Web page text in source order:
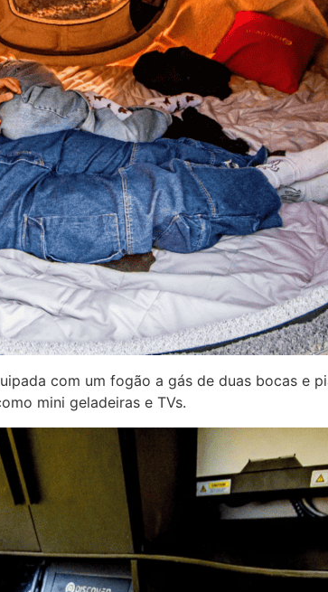
com um fogão a gás de duas bocas e
mini geladeiras e TVs.